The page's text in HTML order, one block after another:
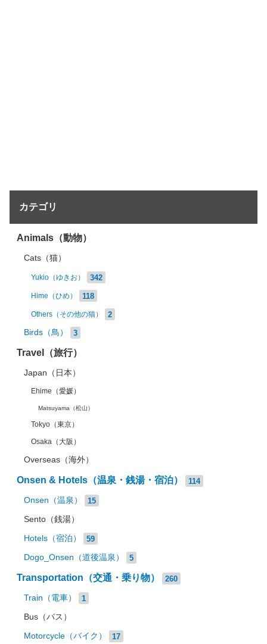
カテゴリ
Animals（動物）
Cats（猫）
Yukio（ゆきお） 342
Hime（ひめ） 118
Others（その他の猫） 2
Birds（鳥） 3
Travel（旅行）
Japan（日本）
Ehime（愛媛）
Matsuyama（松山）
Tokyo（東京）
Osaka（大阪）
Overseas（海外）
Onsen & Hotels（温泉・銭湯・宿泊） 114
Onsen（温泉） 15
Sento（銭湯）
Hotels（宿泊） 59
Dogo_Onsen（道後温泉） 5
Transportation（交通・乗り物） 260
Train（電車） 1
Bus（バス）
Motorcycle（バイク） 17